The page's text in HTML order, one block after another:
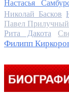
Настасья
Николай Басков
Павел Прилучный
Рита Дакота
Филипп